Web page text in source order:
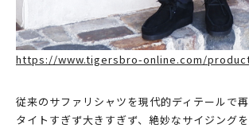
https://www.tigersbro-online.com/
従来のサファリシャツを現代的ディテールで
タイトすぎず大きすぎず、絶妙なサイジング